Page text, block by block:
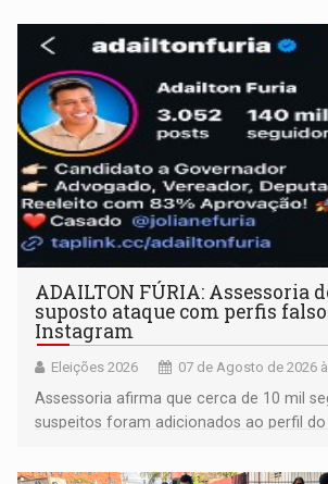
ADAILTON FÚRIA: Assessoria
suposto ataque com perfis
Instagram
Eleições 2026 07 de Agosto de 2026
Assessoria afirma que cerca de 10 mil
suspeitos foram adicionados ao perfil
remover as contas